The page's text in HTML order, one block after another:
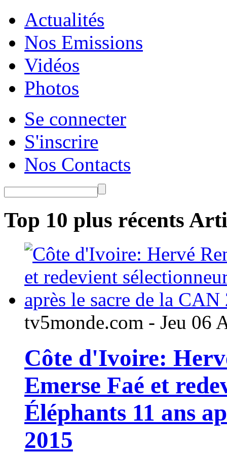
Actualités
Nos Emissions
Vidéos
Photos
Se connecter
S'inscrire
Nos Contacts
Top 10 plus récents
tv5monde.com - Jeu 06
Côte d'Ivoire:
Emerse Faé et
Éléphants 11 ans
2015